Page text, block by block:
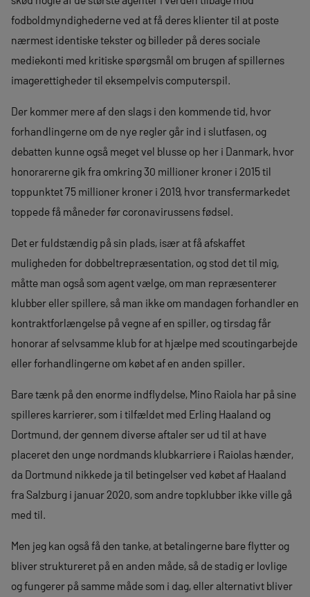
fodboldmyndighederne ved at få deres klienter til at poste
nærmest identiske tekster og billeder på deres sociale
mediekonti med kritiske spørgsmål om brugen af spillernes
imagerettigheder til eksempelvis computerspil.
Der kommer mere af den slags i den kommende tid, hvor
forhandlingerne om de nye regler går ind i slutfasen, og
debatten kunne også meget vel blusse op her i Danmark, hvor
honorarerne gik fra omkring 30 millioner kroner i 2015 til
toppunktet 75 millioner kroner i 2019, hvor transfermarkedet
toppede få måneder før coronavirussens fødsel.
Det er fuldstændig på sin plads, især at få afskaffet
muligheden for dobbeltrepræsentation, og stod det til mig,
måtte man også som agent vælge, om man repræsenterer
klubber eller spillere, så man ikke om mandagen forhandler en
kontraktforlængelse på vegne af en spiller, og tirsdag får
honorar af selvsamme klub for at hjælpe med scoutingarbejde
eller forhandlingerne om købet af en anden spiller.
Bare tænk på den enorme indflydelse, Mino Raiola har på sine
spilleres karrierer, som i tilfældet med Erling Haaland og
Dortmund, der gennem diverse aftaler ser ud til at have
placeret den unge nordmands klubkarriere i Raiolas hænder,
da Dortmund nikkede ja til betingelser ved købet af Haaland
fra Salzburg i januar 2020, som andre topklubber ikke ville gå
med til.
Men jeg kan også få den tanke, at betalingerne bare flytter og
bliver struktureret på en anden måde, så de stadig er lovlige
og fungerer på samme måde som i dag, eller alternativt bliver